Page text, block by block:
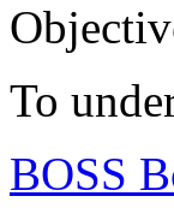
To
BOSS